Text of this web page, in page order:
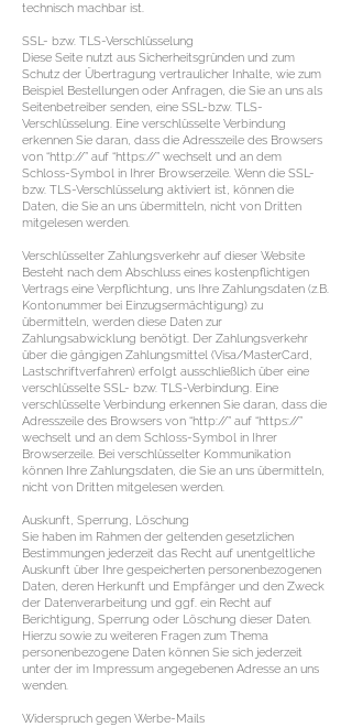
technisch machbar ist.
SSL- bzw. TLS-Verschlüsselung
Diese Seite nutzt aus Sicherheitsgründen und zum
Schutz der Übertragung vertraulicher Inhalte, wie zum
Beispiel Bestellungen oder Anfragen, die Sie an uns als
Seitenbetreiber senden, eine SSL-bzw. TLS-
Verschlüsselung. Eine verschlüsselte Verbindung
erkennen Sie daran, dass die Adresszeile des Browsers
von “http://” auf “https://” wechselt und an dem
Schloss-Symbol in Ihrer Browserzeile. Wenn die SSL-
bzw. TLS-Verschlüsselung aktiviert ist, können die
Daten, die Sie an uns übermitteln, nicht von Dritten
mitgelesen werden.
Verschlüsselter Zahlungsverkehr auf dieser Website
Besteht nach dem Abschluss eines kostenpflichtigen
Vertrags eine Verpflichtung, uns Ihre Zahlungsdaten (z.B.
Kontonummer bei Einzugsermächtigung) zu
übermitteln, werden diese Daten zur
Zahlungsabwicklung benötigt. Der Zahlungsverkehr
über die gängigen Zahlungsmittel (Visa/MasterCard,
Lastschriftverfahren) erfolgt ausschließlich über eine
verschlüsselte SSL- bzw. TLS-Verbindung. Eine
verschlüsselte Verbindung erkennen Sie daran, dass die
Adresszeile des Browsers von “http://” auf “https://”
wechselt und an dem Schloss-Symbol in Ihrer
Browserzeile. Bei verschlüsselter Kommunikation
können Ihre Zahlungsdaten, die Sie an uns übermitteln,
nicht von Dritten mitgelesen werden.
Auskunft, Sperrung, Löschung
Sie haben im Rahmen der geltenden gesetzlichen
Bestimmungen jederzeit das Recht auf unentgeltliche
Auskunft über Ihre gespeicherten personenbezogenen
Daten, deren Herkunft und Empfänger und den Zweck
der Datenverarbeitung und ggf. ein Recht auf
Berichtigung, Sperrung oder Löschung dieser Daten.
Hierzu sowie zu weiteren Fragen zum Thema
personenbezogene Daten können Sie sich jederzeit
unter der im Impressum angegebenen Adresse an uns
wenden.
Widerspruch gegen Werbe-Mails